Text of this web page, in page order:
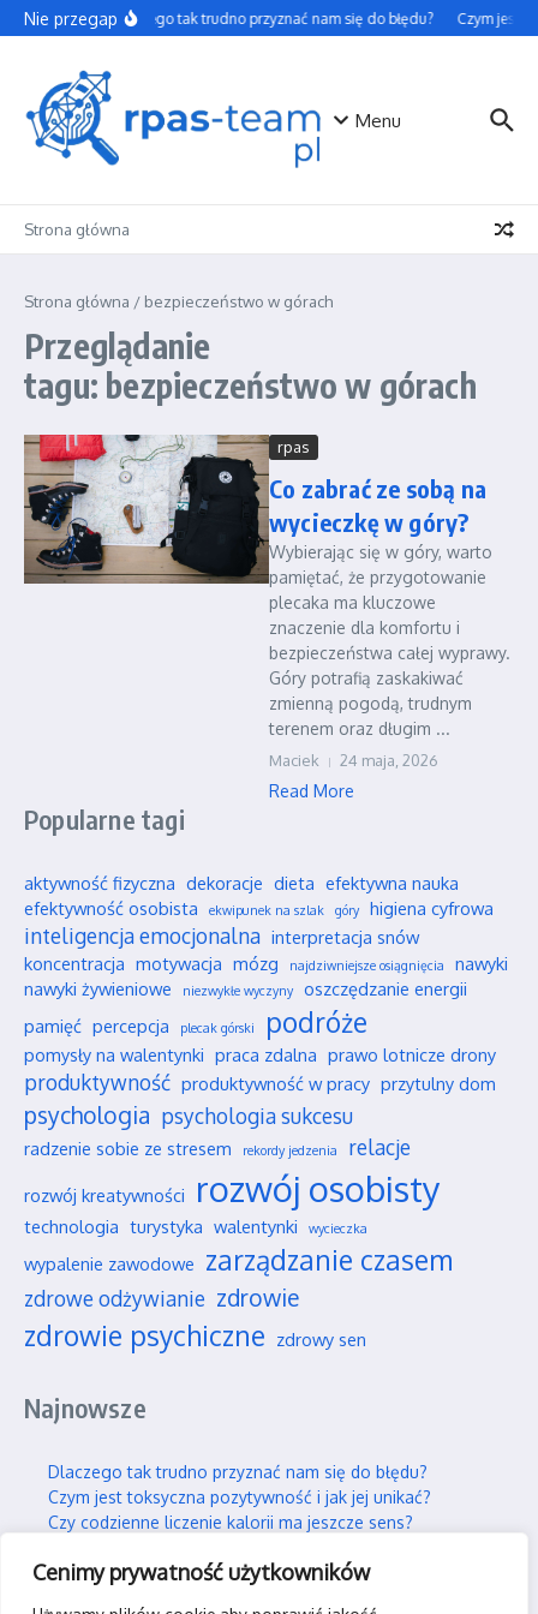
Cenimy prywatność użytkowników
Przejdź do treści
Nie przegapDlaczego tak trudno przyznać nam się do błędu? Czym jest
Menu
Strona główna
Strona główna / bezpieczeństwo w górach
Przeglądanie
tagu: bezpieczeństwo w górach
rpas
Co zabrać ze sobą na
wycieczkę w góry?
Wybierając się w góry, warto
pamiętać, że przygotowanie
plecaka ma kluczowe
znaczenie dla komfortu i
bezpieczeństwa całej wyprawy.
Góry potrafią zaskakiwać
zmienną pogodą, trudnym
terenem oraz długim ...
Maciek 24 maja, 2026
Read More
Popularne tagi
aktywność fizyczna dekoracje dieta efektywna nauka
efektywność osobista
ekwipunek na szlak góry higiena cyfrowa
inteligencja emocjonalna interpretacja snów
koncentracja motywacja mózg najdziwniejsze osiągnięcia
nawyki
nawyki żywieniowe
niezwykłe wyczyny
oszczędzanie energii
pamięć percepcja plecak górski podróże
pomysły na walentynki praca zdalna prawo lotnicze drony
produktywność produktywność w pracy przytulny dom
psychologia psychologia sukcesu
radzenie sobie ze stresem rekordy jedzenia relacje
rozwój kreatywności rozwój osobisty
technologia turystyka walentynki wycieczka
wypalenie zawodowe zarządzanie czasem
zdrowe odżywianie zdrowie
zdrowie psychiczne zdrowy sen
Najnowsze
Dlaczego tak trudno przyznać nam się do błędu?
Czym jest toksyczna pozytywność i jak jej unikać?
Czy codzienne liczenie kalorii ma jeszcze sens?
Wpływ social mediów na nasze wieloletnie przyjaźnie